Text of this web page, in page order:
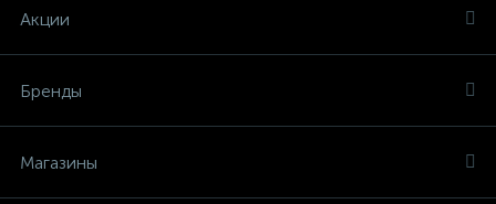
Акции
Бренды
Магазины